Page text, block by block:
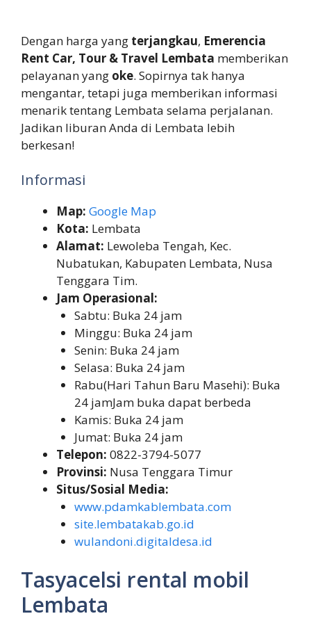
Dengan harga yang terjangkau, Emerencia
Rent Car, Tour & Travel Lembata memberikan
pelayanan yang oke. Sopirnya tak hanya
mengantar, tetapi juga memberikan informasi
menarik tentang Lembata selama perjalanan.
Jadikan liburan Anda di Lembata lebih
berkesan!
Informasi
Map: Google Map
Kota: Lembata
Alamat: Lewoleba Tengah, Kec.
Nubatukan, Kabupaten Lembata, Nusa
Tenggara Tim.
Jam Operasional:
Sabtu: Buka 24 jam
Minggu: Buka 24 jam
Senin: Buka 24 jam
Selasa: Buka 24 jam
Rabu(Hari Tahun Baru Masehi): Buka
24 jamJam buka dapat berbeda
Kamis: Buka 24 jam
Jumat: Buka 24 jam
Telepon: 0822-3794-5077
Provinsi: Nusa Tenggara Timur
Situs/Sosial Media:
www.pdamkablembata.com
site.lembatakab.go.id
wulandoni.digitaldesa.id
Tasyacelsi rental mobil
Lembata